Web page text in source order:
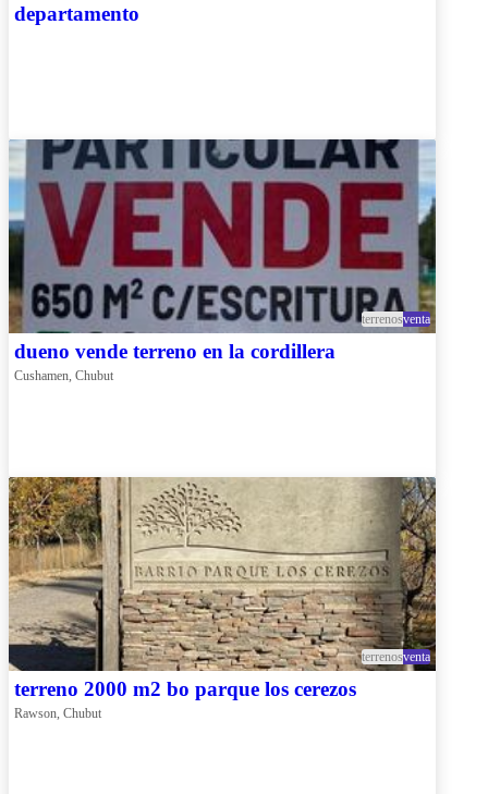
departamento
terrenosventa
dueno vende terreno en la cordillera
Cushamen, Chubut
terrenosventa
terreno 2000 m2 bo parque los cerezos
Rawson, Chubut